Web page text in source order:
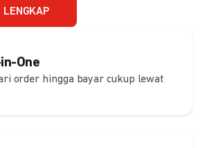
One
order hingga bayar cukup lewat
LENGKAP